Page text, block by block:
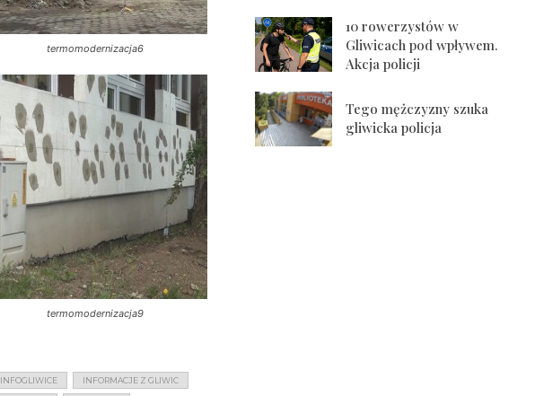
termomodernizacja6
termomodernizacja9
INFOGLIWICE INFORMACJE Z GLIWIC
10 rowerzystów w
Gliwicach pod wpływem.
Akcja policji
Tego mężczyzny szuka
gliwicka policja